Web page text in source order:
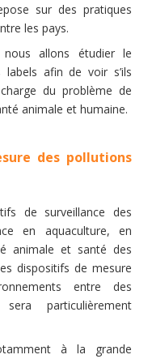
sur des pratiques
les pays.
allons étudier le
afin de voir s’ils
du problème de
animale et humaine.
des pollutions
de surveillance des
en aquaculture, en
animale et santé des
dispositifs de mesure
entre des
particulièrement
à la grande